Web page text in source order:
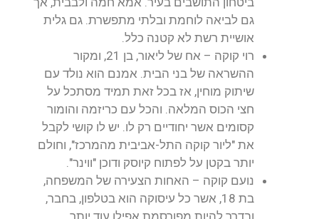
גם לביאה לוחמת ובלתי מתפשרת. גם גלית
אושיית רשת לא קטנה כלל.
רוי קוקה – אח של ליאור, בן 21, ומקור
ההשראה של בני הבית. אמנם הוא נולד עם
שיתוק מוחין, אז בכל זאת תמיד מסתכל על
חצי הכוס המלאה. והכל עם כריזמה והומור
קסומים אשר יחודיים רק לו. יש לו קושי לקבל
את "ליור קוקה התל-אביבית מהמרכז", וחולם
יותר בקטן על לפתוח קיוסק ודוכן "ווינר".
נועם קוקה – האחות הצעירה של המשפחה,
בת 18, אשר כל עיסוקה הוא בטלפון, בחבר,
ובדרך להיות מפורסמת אפילו עוד יותר